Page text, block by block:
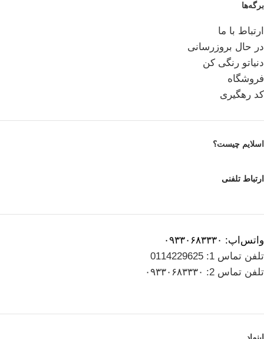
برگه‌ها
ارتباط با ما
در حال بروزرسانی
دنیاتو رنگی کن
فروشگاه
کد رهگیری
اسلایم چیست؟
ارتباط تلفنی
واتس‌اپ: ۰۹۳۳۰۶۸۳۳۳۰
تلفن تماس 1: 0114229625
تلفن تماس 2: ۰۹۳۳۰۶۸۳۳۳۰